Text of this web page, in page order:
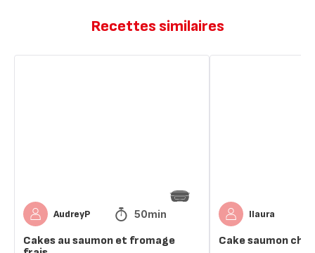
Recettes similaires
AudreyP 50min
Cakes au saumon et fromage
llaura
Cake saumon